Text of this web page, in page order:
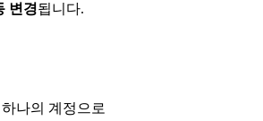
변경됩니다.
나의 계정으로